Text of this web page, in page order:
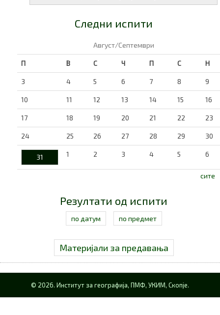
Следни испити
Август/Септември
П В С Ч П С Н
3 4 5 6 7 8 9
10 11 12 13 14 15 16
17 18 19 20 21 22 23
24 25 26 27 28 29 30
31 1 2 3 4 5 6
сите
Резултати од испити
по датум по предмет
Материјали за предавања
© 2026. Институт за географија, ПМФ, УКИМ, Скопје.